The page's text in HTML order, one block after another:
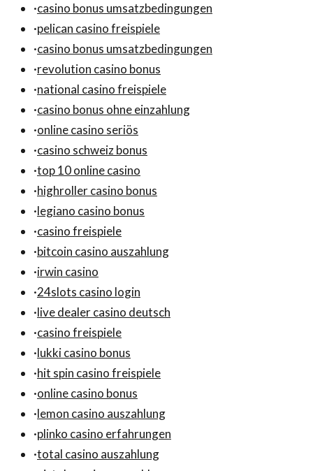
·casino bonus umsatzbedingungen
·pelican casino freispiele
·casino bonus umsatzbedingungen
·revolution casino bonus
·national casino freispiele
·casino bonus ohne einzahlung
·online casino seriös
·casino schweiz bonus
·top 10 online casino
·highroller casino bonus
·legiano casino bonus
·casino freispiele
·bitcoin casino auszahlung
·irwin casino
·24slots casino login
·live dealer casino deutsch
·casino freispiele
·lukki casino bonus
·hit spin casino freispiele
·online casino bonus
·lemon casino auszahlung
·plinko casino erfahrungen
·total casino auszahlung